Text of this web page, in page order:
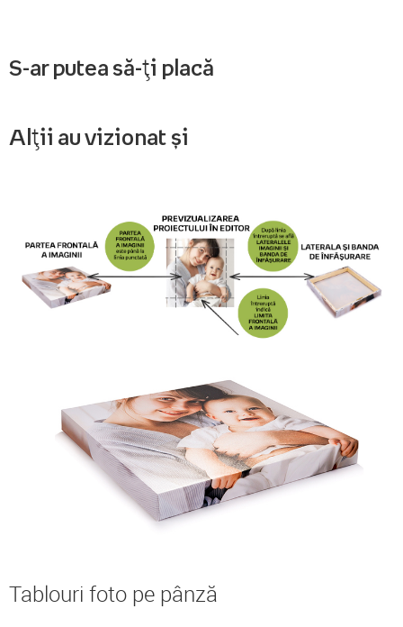
S-ar putea să-ți placă
Alții au vizionat și
Tablouri foto pe pânză